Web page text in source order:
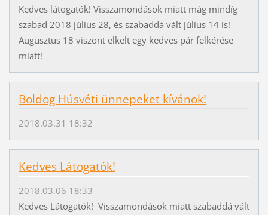
Kedves látogatók! Visszamondások miatt mág mindíg
szabad 2018 július 28, és szabaddá vált július 14 is!
Augusztus 18 viszont elkelt egy kedves pár felkérése
miatt!
Boldog Húsvéti ünnepeket kívánok!
2018.03.31 18:32
Kedves Látogatók!
2018.03.06 18:33
Kedves Látogatók! Visszamondások miatt szabaddá vált